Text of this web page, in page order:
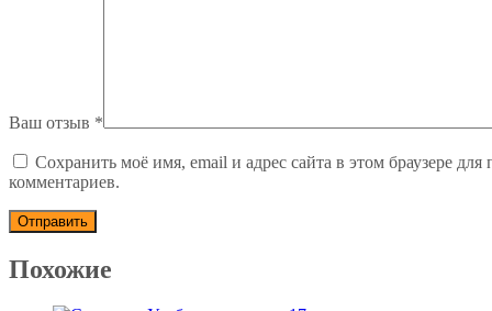
Ваш отзыв *
Сохранить моё имя, email и адрес сайта в этом браузере
комментариев.
Похожие